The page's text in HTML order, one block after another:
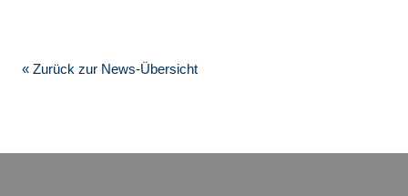
« Zurück zur News-Übersicht